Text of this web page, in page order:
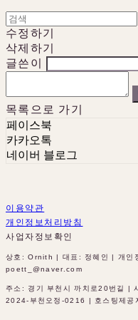
수정하기
삭제하기
글쓴이
목록으로 가기
페이스북
카카오톡
네이버 블로그
이용약관
개인정보처리방침
사업자정보확인
상호: Ornith | 대표: 정혜인 | 개인
poett_@naver.com
주소: 경기 부천시 까치로20번길 |
2024-부천오정-0216
| 호스팅제공